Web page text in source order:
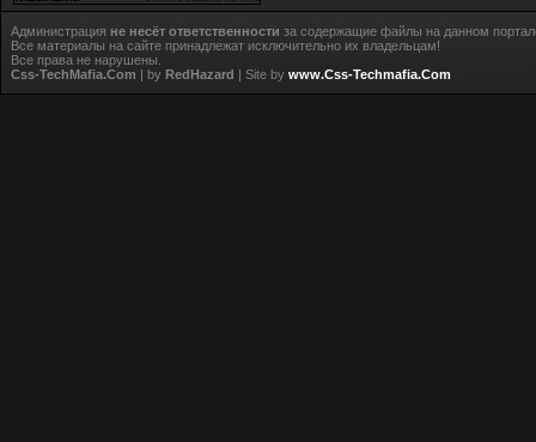
Администрация не несёт ответственности за содержащие файлы на данном
Все материалы на сайте принадлежат исключительно их владельцам!
Все права не нарушены.
Css-TechMafia.Com | by RedHazard | Site by www.Css-Techmafia.Com